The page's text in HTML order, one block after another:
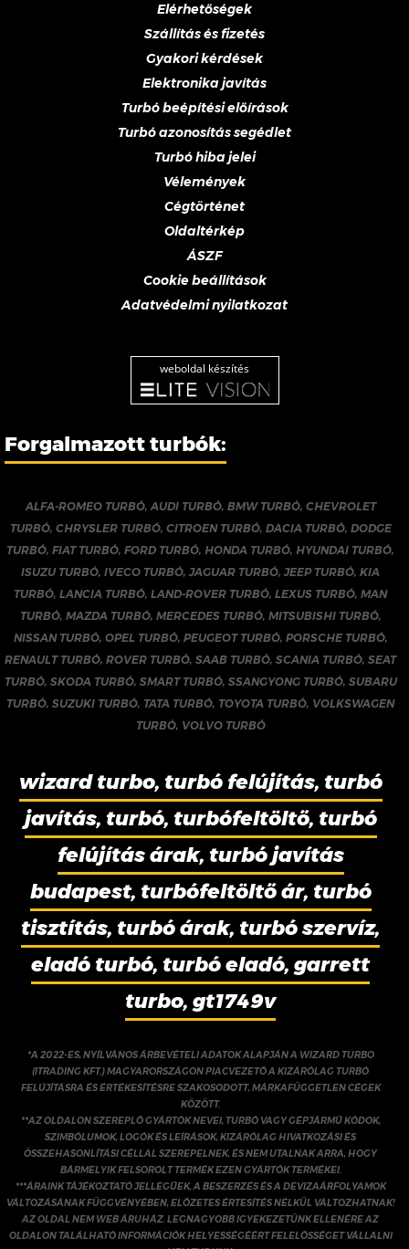
Elérhetőségek
Szállítás és fizetés
Gyakori kérdések
Elektronika javítás
Turbó beépítési előírások
Turbó azonosítás segédlet
Turbó hiba jelei
Vélemények
Cégtörténet
Oldaltérkép
ÁSZF
Cookie beállítások
Adatvédelmi nyilatkozat
weboldal készítés
Forgalmazott turbók:
ALFA-ROMEO TURBÓ,AUDI TURBÓ, BMW TURBÓ, CHEVROLET
TURBÓ, CHRYSLER TURBÓ, CITROEN TURBÓ, DACIA TURBÓ, DODGE
TURBÓ,FIAT TURBÓ,FORD TURBÓ, HONDA TURBÓ, HYUNDAI TURBÓ,
ISUZU TURBÓ,IVECO TURBÓ,JAGUAR TURBÓ,JEEP TURBÓ,KIA
TURBÓ,LANCIA TURBÓ,LAND-ROVER TURBÓ,LEXUS TURBÓ,MAN
TURBÓ, MAZDA TURBÓ, MERCEDES TURBÓ, MITSUBISHI TURBÓ,
NISSAN TURBÓ, OPEL TURBÓ, PEUGEOT TURBÓ, PORSCHE TURBÓ,
RENAULT TURBÓ,ROVER TURBÓ,SAAB TURBÓ,SCANIA TURBÓ,SEAT
TURBÓ, SKODA TURBÓ, SMART TURBÓ, SSANGYONG TURBÓ, SUBARU
TURBÓ,SUZUKI TURBÓ, TATA TURBÓ, TOYOTA TURBÓ, VOLKSWAGEN
TURBÓ, VOLVO TURBÓ
wizard turbo, turbó felújítás, turbó
javítás, turbó, turbófeltöltő, turbó
felújítás árak, turbó javítás
budapest, turbófeltöltő ár, turbó
tisztítás, turbó árak, turbó szervíz,
eladó turbó, turbó eladó, garrett
turbo, gt1749v
*A 2022-ES, NYÍLVÁNOS ÁRBEVÉTELI ADATOK ALAPJÁN A WIZARD TURBO
(ITRADING KFT.) MAGYARORSZÁGON PIACVEZETŐ A KIZÁRÓLAG TURBÓ
FELÚJÍTÁSRA ÉS ÉRTÉKESÍTÉSRE SZAKOSODOTT, MÁRKAFÜGGETLEN CÉGEK
KÖZÖTT.
**AZ OLDALON SZEREPLŐ GYÁRTÓK NEVEI, TURBÓ VAGY GÉPJÁRMŰ KÓDOK,
SZIMBÓLUMOK, LOGÓK ÉS LEÍRÁSOK, KIZÁRÓLAG HIVATKOZÁSI ÉS
ÖSSZEHASONLÍTÁSI CÉLLAL SZEREPELNEK, ÉS NEM UTALNAK ARRA, HOGY
BÁRMELYIK FELSOROLT TERMÉK EZEN GYÁRTÓK TERMÉKEI.
***ÁRAINK TÁJÉKOZTATÓ JELLEGŰEK, A BESZERZÉS ÉS A DEVIZAÁRFOLYAMOK
VÁLTOZÁSÁNAK FÜGGVÉNYÉBEN, ELŐZETES ÉRTESÍTÉS NÉLKÜL VÁLTOZHATNAK!
AZ OLDAL NEM WEB ÁRUHÁZ. LEGNAGYOBB IGYEKEZETÜNK ELLENÉRE AZ
OLDALON TALÁLHATÓ INFORMÁCIÓK HELYESSÉGÉÉRT FELELŐSSÉGET VÁLLALNI